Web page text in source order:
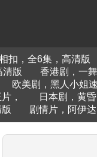
扣，全6集，高清版
清版
香港剧，一
欧美剧，黑人小姐
，
日本剧，黄
剧情片，阿伊